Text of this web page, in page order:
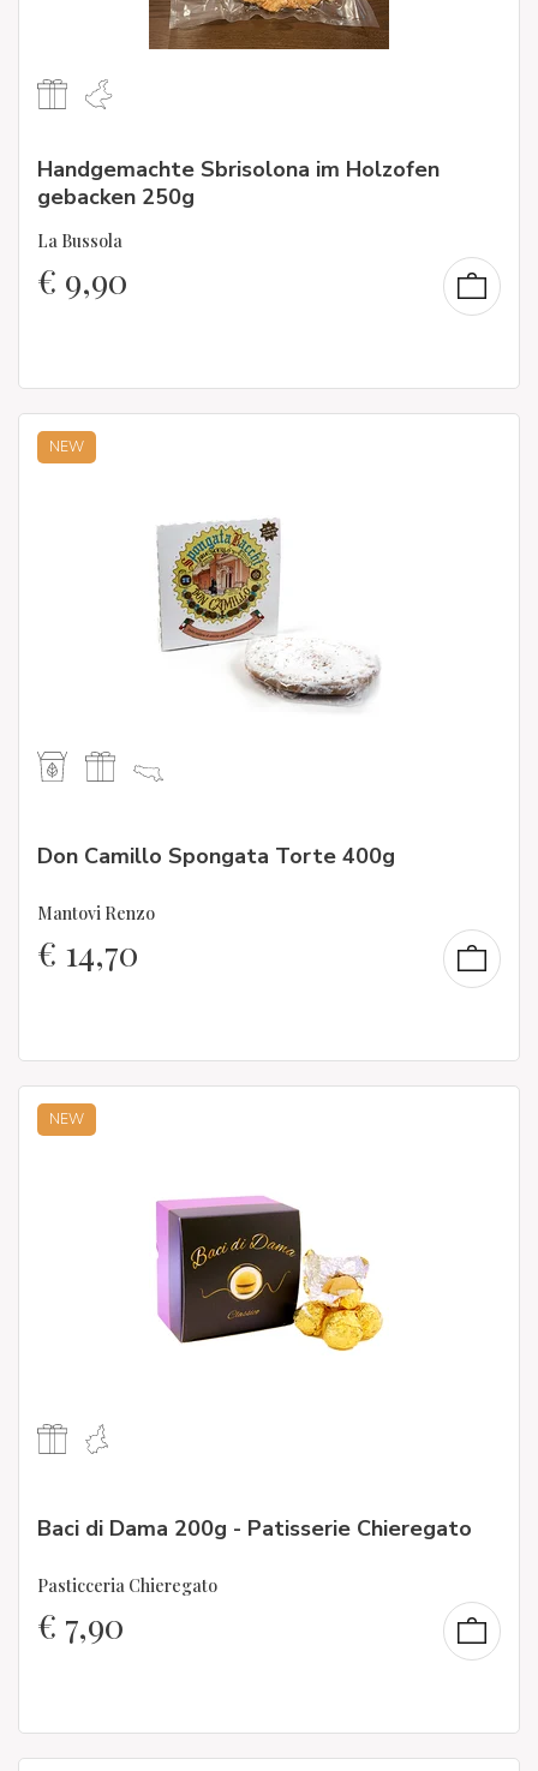
Handgemachte Sbrisolona im Holzofen
gebacken 250g
La Bussola
€ 9,90
NEW
Don Camillo Spongata Torte 400g
Mantovi Renzo
€ 14,70
NEW
Baci di Dama 200g - Patisserie Chieregato
Pasticceria Chieregato
€ 7,90